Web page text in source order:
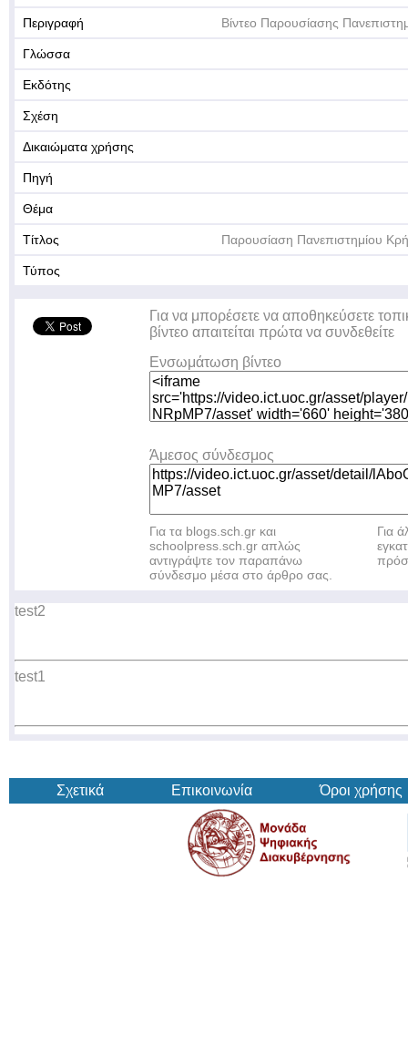
Περιγραφή Βίντεο Παρουσίασης
Γλώσσα
Εκδότης
Σχέση
Δικαιώματα χρήσης
Πηγή
Θέμα
Τίτλος Παρουσίαση Πανεπιστημίου
Τύπος
Για να μπορέσετε να αποθηκεύσετε
βίντεο απαιτείται πρώτα να συνδεθείτε
Ενσωμάτωση βίντεο
Άμεσος σύνδεσμος
Για τα blogs.sch.gr και
schoolpress.sch.gr απλώς
αντιγράψτε τον παραπάνω
σύνδεσμο μέσα στο άρθρο σας.
Για
test2
test1
Σχετικά Επικοινωνία Όροι χρήσης